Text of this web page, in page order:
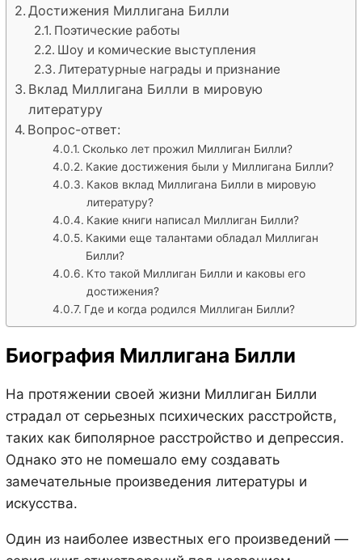
Достижения Миллигана Билли
Поэтические работы
Шоу и комические выступления
Литературные награды и признание
Вклад Миллигана Билли в мировую
литературу
Вопрос-ответ:
Сколько лет прожил Миллиган Билли?
Какие достижения были у Миллигана Билли?
Каков вклад Миллигана Билли в мировую
литературу?
Какие книги написал Миллиган Билли?
Какими еще талантами обладал Миллиган
Билли?
Кто такой Миллиган Билли и каковы его
достижения?
Где и когда родился Миллиган Билли?
Биография Миллигана Билли
На протяжении своей жизни Миллиган Билли
страдал от серьезных психических расстройств,
таких как биполярное расстройство и депрессия.
Однако это не помешало ему создавать
замечательные произведения литературы и
искусства.
Один из наиболее известных его произведений —